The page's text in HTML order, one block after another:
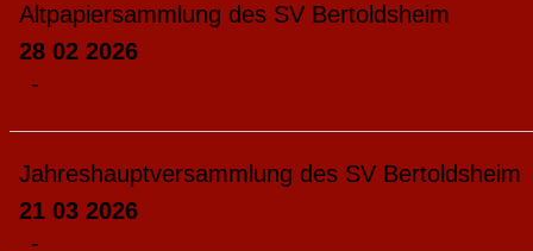
Altpapiersammlung des SV Bertoldsheim
28 02 2026
-
Jahreshauptversammlung des SV Bertoldsheim
21 03 2026
-